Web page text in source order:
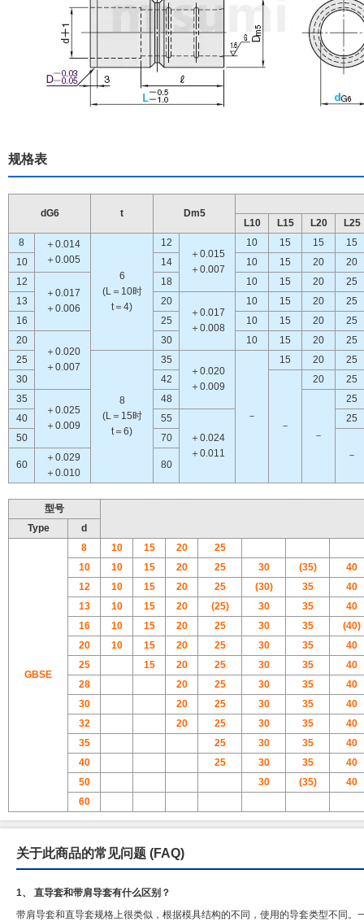
规格表
dG6 t
Dm5
L10
L15 L20
L25
8
＋0.014
＋0.005
6
(L＝10时
t＝4)
12
＋0.015
＋0.007
10 15 15
15
10
14 10 15 20
20
12
＋0.017
＋0.006
18 10 15 20
25
13
20
＋0.017
＋0.008
10 15 20
25
16
25 10 15 20
25
20
＋0.020
＋0.007
30 10 15 20
25
25
8
(L＝15时
t＝6)
35
＋0.020
＋0.009
－
15 20
25
30
42
－
20
25
35
＋0.025
＋0.009
48
－
25
40
55
＋0.024
＋0.011
25
50
70
－
60
＋0.029
＋0.010
80
型号
Type
d
GBSE
8 10 15 20
25
10
10 15 20 25 30 (35)
40
12
10 15 20 25 (30) 35
40
13
10 15 20 (25) 30 35
40
16
10 15 20 25 30 35
(40)
20
10 15 20 25 30 35
40
25
15 20 25 30 35
40
28
20 25 30 35
40
30
20 25 30 35
40
32
20 25 30 35
40
35
25 30 35
40
40
25 30 35
40
50
30 (35)
40
60
关于此商品的常见问题 (FAQ)
1、 直导套和带肩导套有什么区别？
带肩导套和直导套规格上很类似，根据模具结构的不同，使用的导套类型不同